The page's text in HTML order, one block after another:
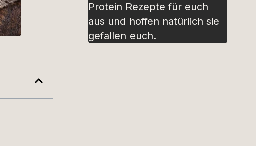
Protein Rezepte für euch
aus und hoffen natürlich sie
gefallen euch.